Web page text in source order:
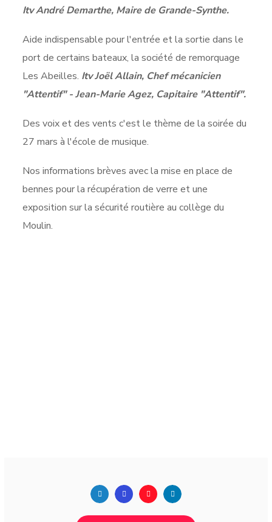
Itv André Demarthe, Maire de Grande-Synthe.
Aide indispensable pour l'entrée et la sortie dans le
port de certains bateaux, la société de remorquage
Les Abeilles. Itv Joël Allain, Chef mécanicien
"Attentif" - Jean-Marie Agez, Capitaire "Attentif".
Des voix et des vents c'est le thème de la soirée du
27 mars à l'école de musique.
Nos informations brèves avec la mise en place de
bennes pour la récupération de verre et une
exposition sur la sécurité routière au collège du
Moulin.